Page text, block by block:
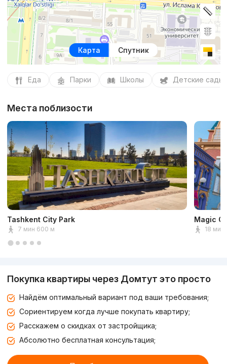
Карта Спутник
Еда Парки Школы Детские сады
Места поблизости
Tashkent City Park
7 мин 600 м
Magic
18 мин
Покупка квартиры через Домтут это просто
Найдём оптимальный вариант под ваши требования;
Сориентируем когда лучше покупать квартиру;
Расскажем о скидках от застройщика;
Абсолютно бесплатная консультация;